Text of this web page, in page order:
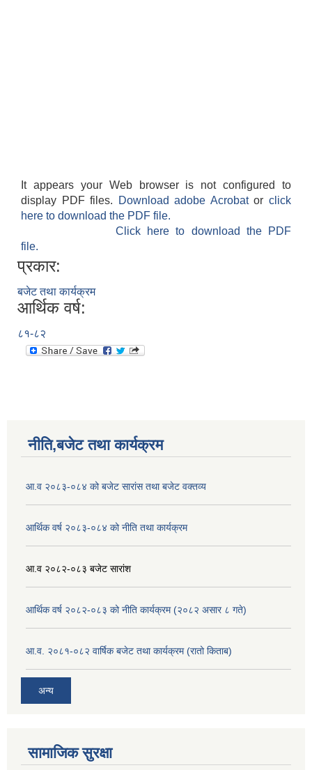
It appears your Web browser is not configured to
display PDF files.
Download adobe Acrobatorclick
here to download the PDF file.
Click here to download the PDF
file.
प्रकार:
बजेट तथा कार्यक्रम
आर्थिक वर्ष:
८१-८२
नीति,बजेट तथा कार्यक्रम
आ.व २०८३-०८४ को बजेट सारांस तथा बजेट वक्तव्य
आर्थिक वर्ष २०८३-०८४ को नीति तथा कार्यक्रम
आ.व २०८२-०८३ बजेट सारांश
आर्थिक वर्ष २०८२-०८३ को नीति कार्यक्रम (२०८२ असार ८ गते)
आ.व. २०८१-०८२ वार्षिक बजेट तथा कार्यक्रम (रातो किताब)
अन्य
सामाजिक सुरक्षा